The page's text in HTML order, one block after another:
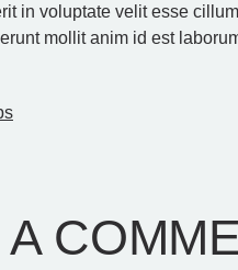
in voluptate velit esse
mollit anim id est
A